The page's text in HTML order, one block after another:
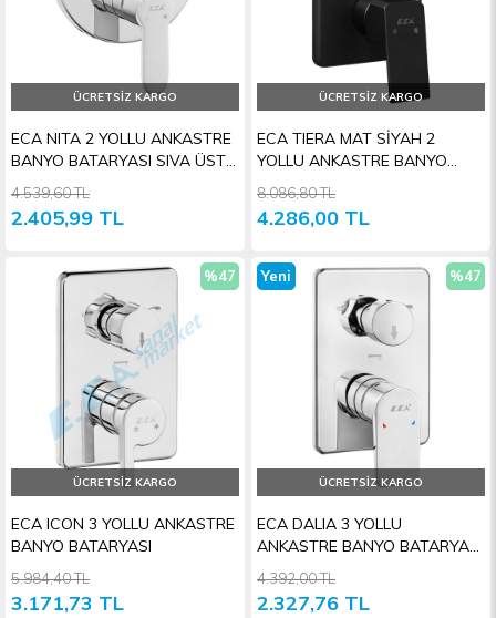
ECA NITA 2 YOLLU ANKASTRE
BANYO BATARYASI SIVA ÜSTÜ
GRUBU
2.405,99 TL
4.539,60 TL
ÜCRETSIZ KARGO
ECA TIERA MAT SİYAH 2
YOLLU ANKASTRE BANYO
BATARYASI SIVA ÜSTÜ GRUBU
4.286,00 TL
8.086,80 TL
ÜCRETSIZ KARGO
ECA ICON 3 YOLLU ANKASTRE
BANYO BATARYASI
3.171,73 TL
5.984,40 TL
%47
ÜCRETSIZ KARGO
ECA DALIA 3 YOLLU
ANKASTRE BANYO BATARYASI
SIVA ÜSTÜ
2.327,76 TL
4.392,00 TL
%47
ÜCRETSIZ KARGO
Yeni